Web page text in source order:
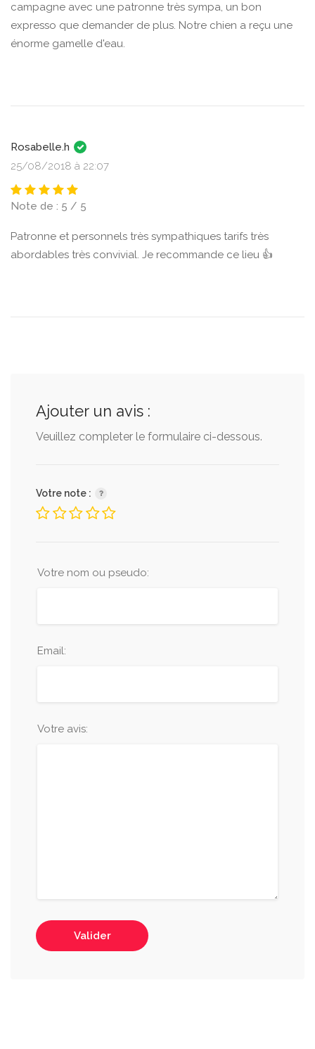
campagne avec une patronne très sympa, un bon
expresso que demander de plus. Notre chien a reçu une
énorme gamelle d'eau.
Rosabelle.h
25/08/2018 à 22:07
Note de : 5 / 5
Patronne et personnels très sympathiques tarifs très
abordables très convivial. Je recommande ce lieu 👍
Ajouter un avis :
Veuillez completer le formulaire ci-dessous.
Votre note :
Votre nom ou pseudo:
Email:
Votre avis:
Valider